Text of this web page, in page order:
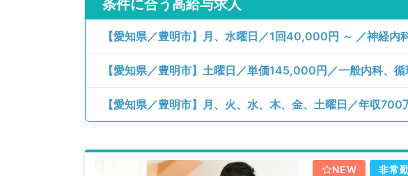
条件に合う高給与求人
NEW 非常